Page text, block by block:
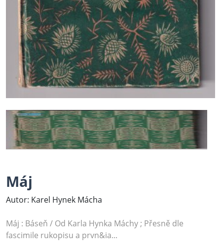
Máj
Autor: Karel Hynek Mácha
Máj : Báseň / Od Karla Hynka Máchy ; Přesně dle
fascimile rukopisu a prvn&ia...